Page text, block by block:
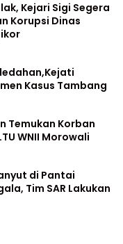
Kejari Sigi Segera
Korupsi Dinas
Kasus Tambang
Temukan Korban
WNII Morowali
di Pantai
Tim SAR Lakukan